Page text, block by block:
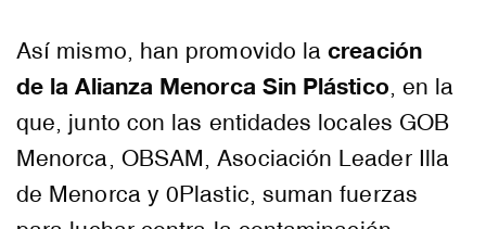
Así mismo, han promovido lacreación
de la Alianza Menorca Sin Plástico , en la
que, junto con las entidades locales GOB
Menorca, OBSAM, Asociación Leader Illa
de Menorca y 0Plastic, suman fuerzas